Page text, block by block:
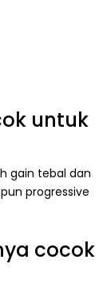
untuk
gain tebal dan
progressive
cocok